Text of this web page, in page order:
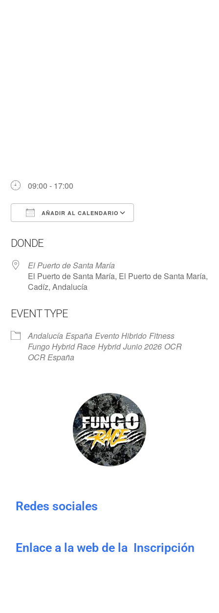
09:00 - 17:00
AÑADIR AL CALENDARIO
DONDE
El Puerto de Santa María
El Puerto de Santa María, El Puerto de Santa María,
Cadíz, Andalucía
EVENT TYPE
Andalucía España Evento Hibrido Fitness
Fungo Hybrid Race Hybrid Junio 2026 OCR
OCR España
Redes sociales
Enlace a la web de la Inscripción